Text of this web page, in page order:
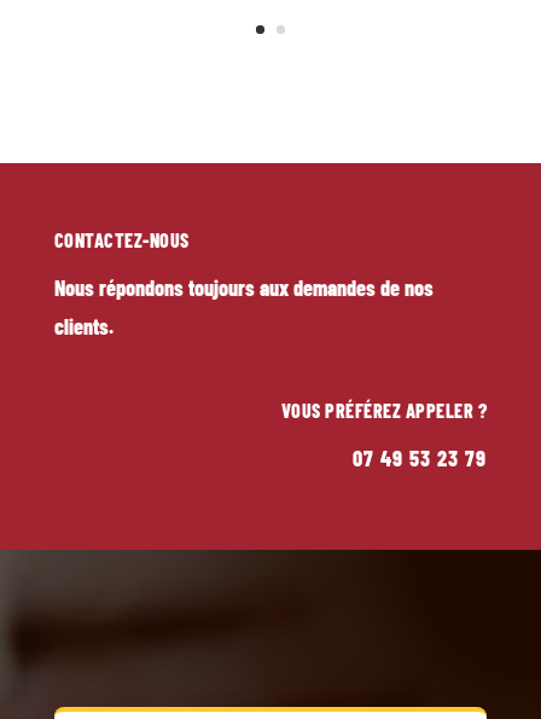
CONTACTEZ-NOUS
Nous répondons toujours aux demandes de nos
clients.
VOUS PRÉFÉREZ APPELER ?
07 49 53 23 79